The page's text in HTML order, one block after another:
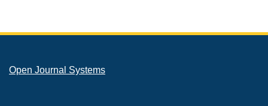
Open Journal Systems